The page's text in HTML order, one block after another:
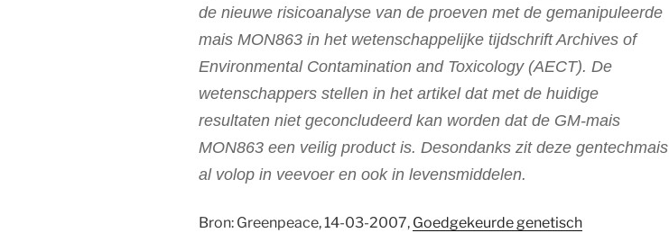
de nieuwe risicoanalyse van de proeven met de gemanipuleerde
mais MON863 in het wetenschappelijke tijdschrift Archives of
Environmental Contamination and Toxicology (AECT). De
wetenschappers stellen in het artikel dat met de huidige
resultaten niet geconcludeerd kan worden dat de GM-mais
MON863 een veilig product is. Desondanks zit deze gentechmais
al volop in veevoer en ook in levensmiddelen.
Bron: Greenpeace, 14-03-2007, Goedgekeurde genetisch